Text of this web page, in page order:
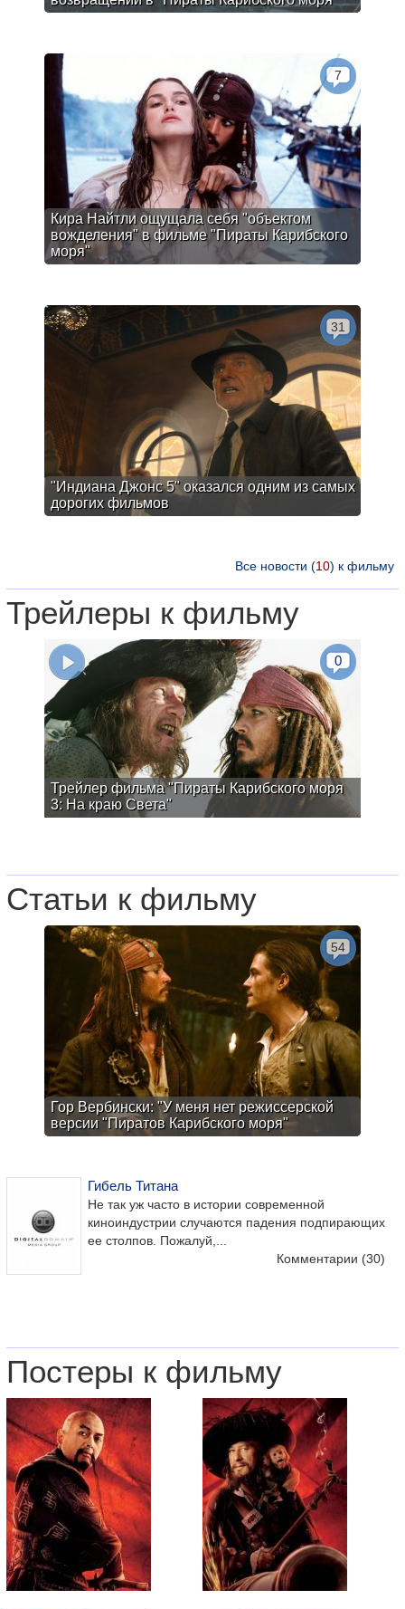
Кира Найтли ощущала себя "объектом
вожделения" в фильме "Пираты Карибского
моря"
7
"Индиана Джонс 5" оказался одним из самых
дорогих фильмов
31
Все новости (10) к фильму
Трейлеры к фильму
Трейлер фильма "Пираты Карибского моря
3: На краю Света"
0
Статьи к фильму
Гор Вербински: "У меня нет режиссерской
версии "Пиратов Карибского моря"
54
Гибель Титана
Не так уж часто в истории современной
киноиндустрии случаются падения подпирающих
ее столпов. Пожалуй,...
Комментарии (30)
Постеры к фильму